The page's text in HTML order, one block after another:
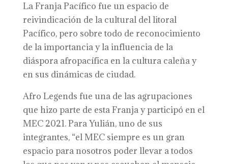
La Franja Pacífico fue un espacio de
reivindicación de la cultural del litoral
Pacífico, pero sobre todo de reconocimiento
de la importancia y la influencia de la
diáspora afropacífica en la cultura caleña y
en sus dinámicas de ciudad.
Afro Legends fue una de las agrupaciones
que hizo parte de esta Franja y participó en el
MEC 2021. Para Yulián, uno de sus
integrantes, “el MEC siempre es un gran
espacio para nosotros poder llevar a todos